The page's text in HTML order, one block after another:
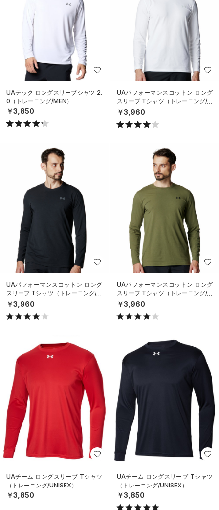
UAテック ロングスリーブシャツ 2.
0（トレーニング/MEN）
￥3,850
UAパフォーマンスコットン ロング
スリーブ Tシャツ（トレーニング/M
EN）
￥3,960
UAパフォーマンスコットン ロング
スリーブ Tシャツ（トレーニング/M
EN）
￥3,960
UAパフォーマンスコットン ロング
スリーブ Tシャツ（トレーニング/M
EN）
￥3,960
UAチーム ロングスリーブ Tシャツ
（トレーニング/UNISEX）
￥3,850
UAチーム ロングスリーブ Tシャツ
（トレーニング/UNISEX）
￥3,850